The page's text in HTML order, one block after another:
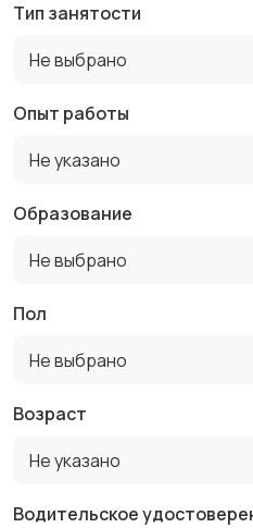
Производство
Тип занятости
Не выбрано
Опыт работы
Не указано
Образование
Не выбрано
Пол
Не выбрано
Возраст
Не указано
Водительское